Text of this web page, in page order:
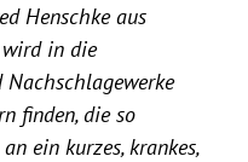
Henschke aus
wird in die
finden, die so
ein kurzes, krankes,